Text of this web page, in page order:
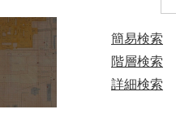
簡易検索
階層検索
詳細検索